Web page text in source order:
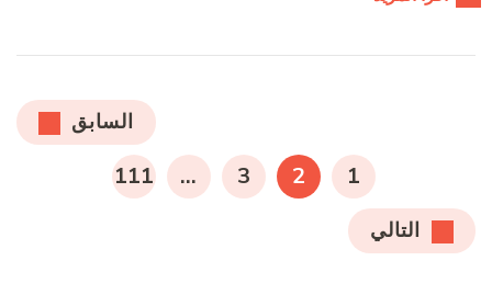
المقالات
السابق
صفحة
1 صفحة
2 صفحة
3
… صفحة
111
التالي